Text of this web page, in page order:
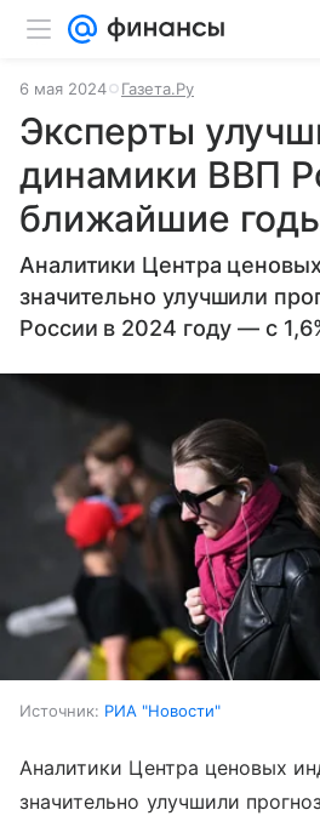
6 мая 2024 Газета.Ру
Эксперты
динамики ВВП
ближайшие
Аналитики Центра
значительно улучшили
России в 2024 году — с
Источник: РИА "Новости"
Аналитики Центра ценовых
значительно улучшили